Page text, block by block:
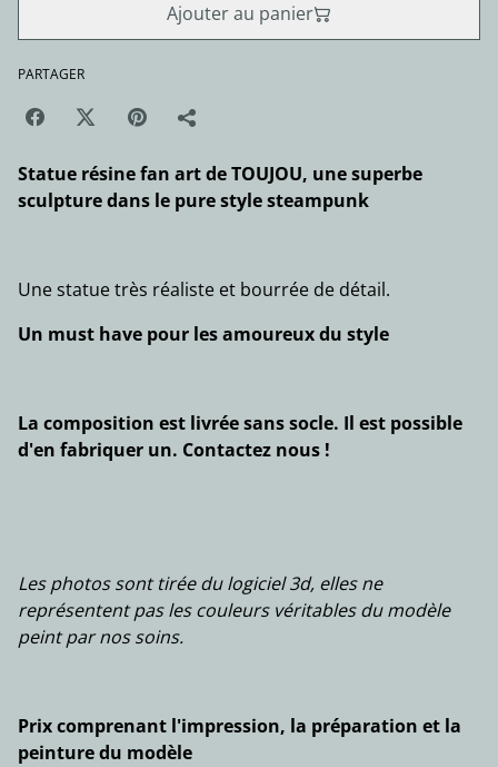
Ajouter au panier
PARTAGER
Statue résine fan art de TOUJOU, une superbe
sculpture dans le pure style steampunk
Une statue très réaliste et bourrée de détail.
Un must have pour les amoureux du style
La composition est livrée sans socle. Il est possible
d'en fabriquer un. Contactez nous !
Les photos sont tirée du logiciel 3d, elles ne
représentent pas les couleurs véritables du modèle
peint par nos soins.
Prix comprenant l'impression, la préparation et la
peinture du modèle